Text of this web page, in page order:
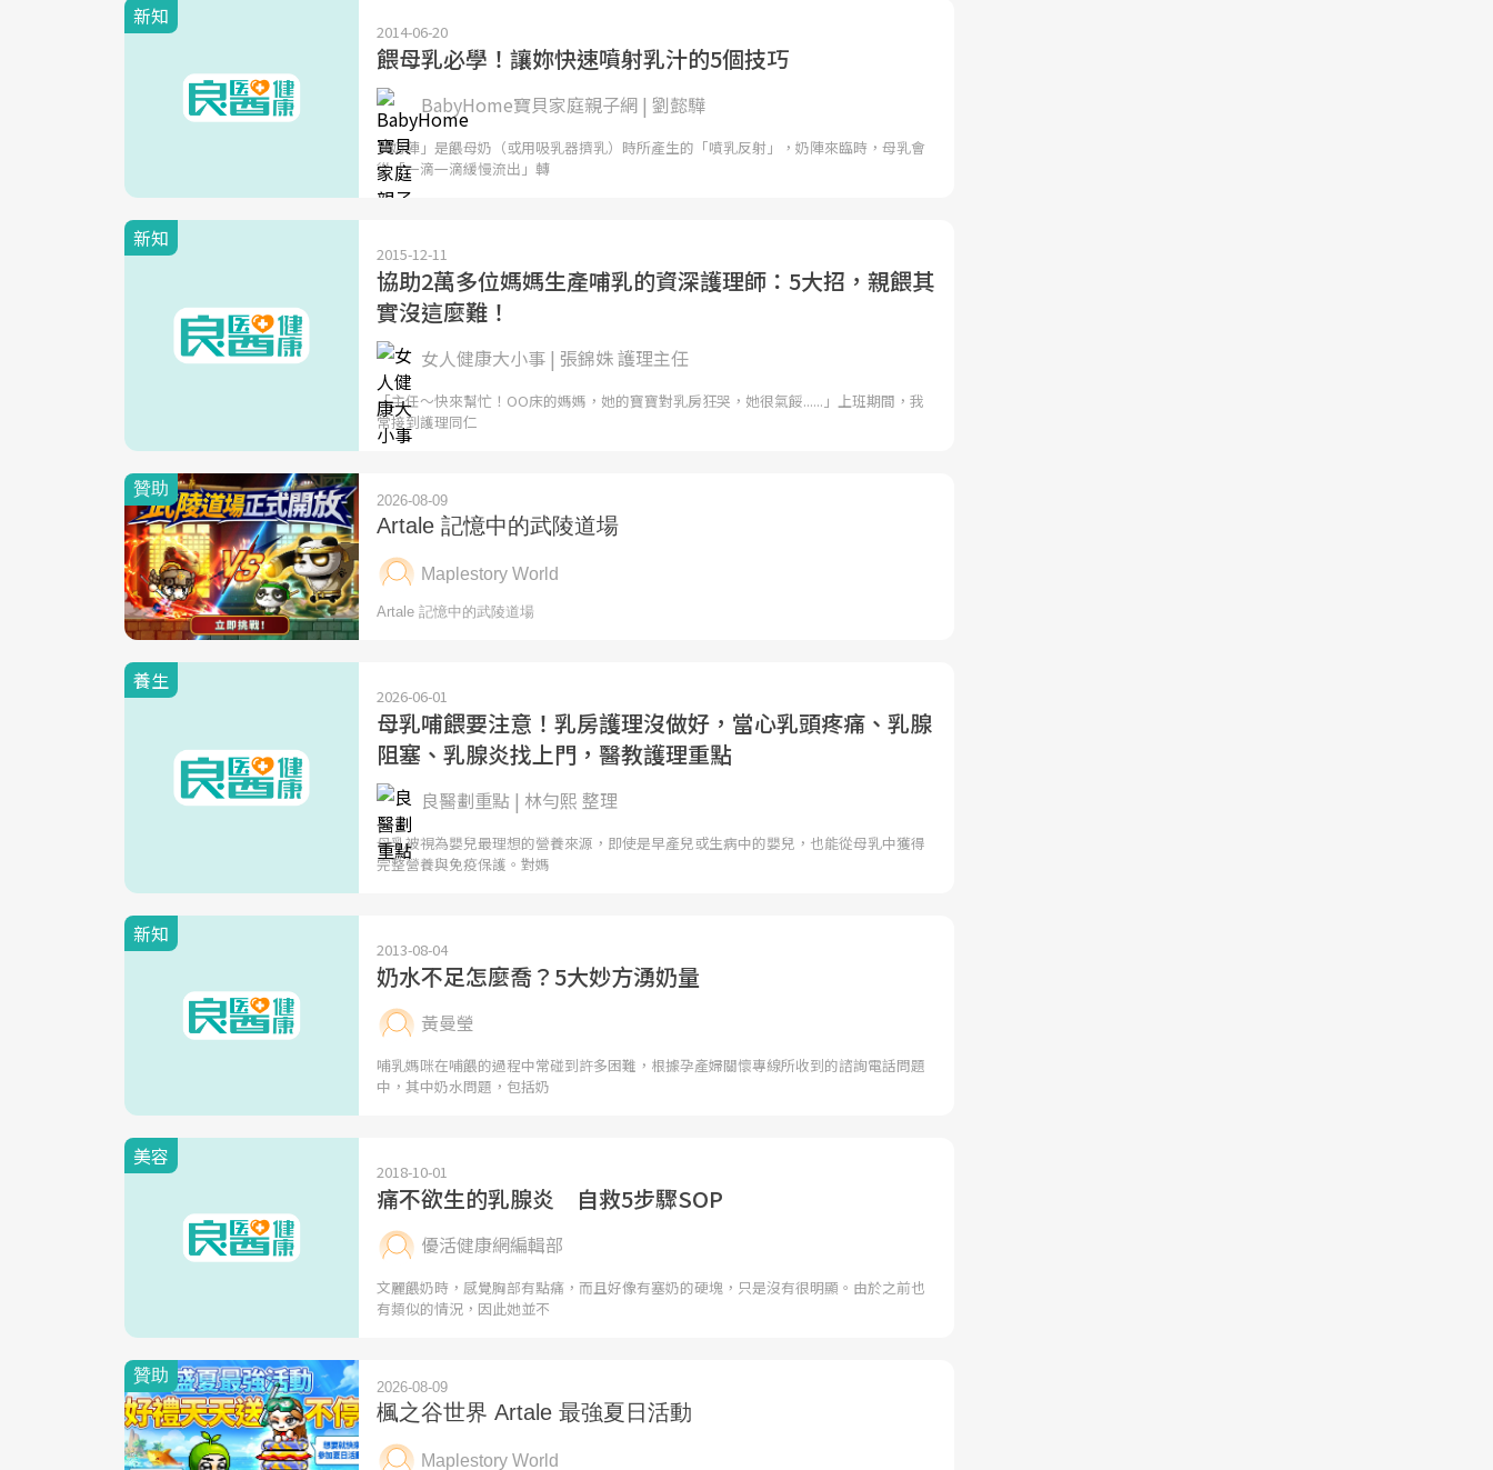
新知
2014-06-20
餵母乳必學！讓妳快速噴射乳汁的5個技巧
BabyHome寶貝家庭親子網 | 劉懿驊
「奶陣」是餵母奶（或用吸乳器擠乳）時所產生的「噴乳反射」，奶陣來臨時，母乳會
從「一滴一滴緩慢流出」轉
新知
2015-12-11
協助2萬多位媽媽生產哺乳的資深護理師：5大招，親餵其
實沒這麼難！
女人健康大小事 | 張錦姝 護理主任
「主任～快來幫忙！OO床的媽媽，她的寶寶對乳房狂哭，她很氣餒......」上班期間，我
常接到護理同仁
養生
2026-06-01
母乳哺餵要注意！乳房護理沒做好，當心乳頭疼痛、乳腺
阻塞、乳腺炎找上門，醫教護理重點
良醫劃重點 | 林勻熙 整理
母乳被視為嬰兒最理想的營養來源，即使是早產兒或生病中的嬰兒，也能從母乳中獲得
完整營養與免疫保護。對媽
新知
2013-08-04
奶水不足怎麼喬？5大妙方湧奶量
黃曼瑩
哺乳媽咪在哺餵的過程中常碰到許多困難，根據孕產婦關懷專線所收到的諮詢電話問題
中，其中奶水問題，包括奶
美容
2018-10-01
痛不欲生的乳腺炎 自救5步驟SOP
優活健康網編輯部
文麗餵奶時，感覺胸部有點痛，而且好像有塞奶的硬塊，只是沒有很明顯。由於之前也
有類似的情況，因此她並不